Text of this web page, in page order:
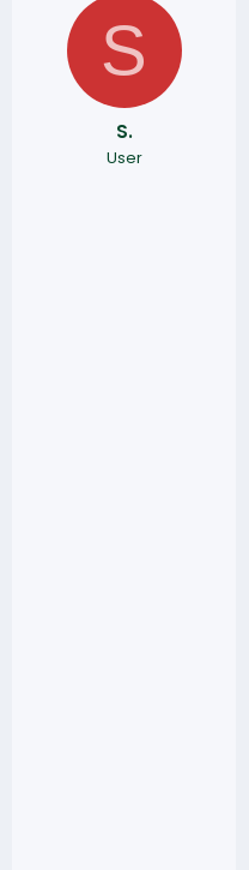
S
S.
User